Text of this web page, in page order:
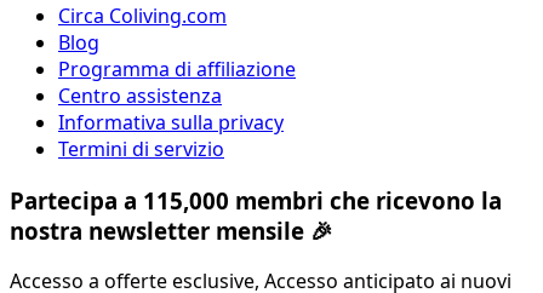
Circa Coliving.com
Blog
Programma di affiliazione
Centro assistenza
Informativa sulla privacy
Termini di servizio
Partecipa a 115,000 membri che ricevono la
nostra newsletter mensile 🎉
Accesso a offerte esclusive, Accesso anticipato ai nuovi